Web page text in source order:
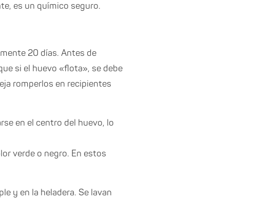
es un químico seguro.
20 días. Antes de
si el huevo «flota», se debe
romperlos en recipientes
en el centro del huevo, lo
verde o negro. En estos
y en la heladera. Se lavan